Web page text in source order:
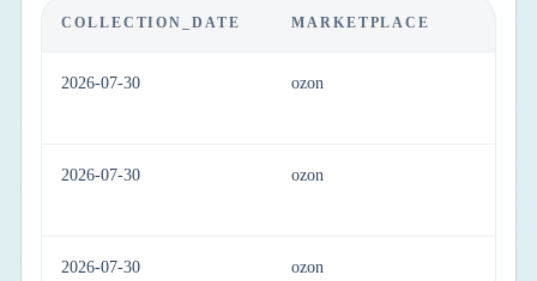
COLLECTION_DATE MARKETPLACE
2026-07-30 ozon
2026-07-30 ozon
2026-07-30 ozon